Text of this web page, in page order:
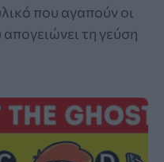
που αγαπούν οι
τη γεύση